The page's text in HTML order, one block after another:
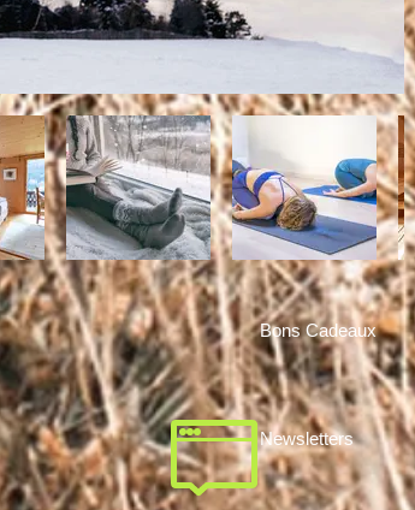
Bons Cadeaux
Newsletters